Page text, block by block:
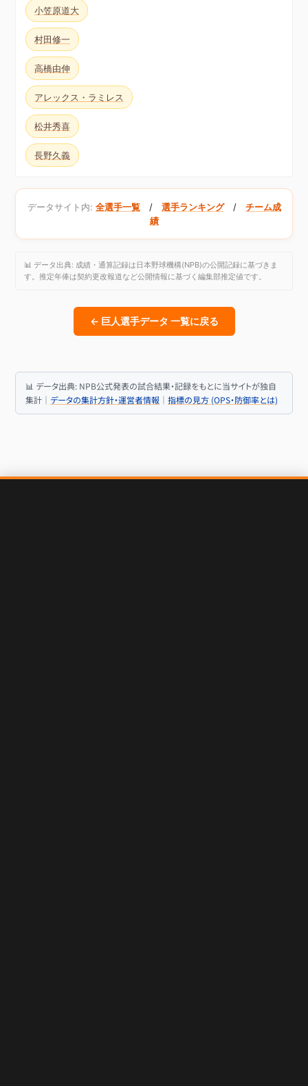
小笠原道大
村田修一
高橋由伸
アレックス・ラミレス
松井秀喜
長野久義
データサイト内: 全選手一覧/ 選手ランキング/ チーム成
績
📊 データ出典: 成績・通算記録は日本野球機構(NPB)の公開記録に基づきま
す。推定年俸は契約更改報道など公開情報に基づく編集部推定値です。
← 巨人選手データ 一覧に戻る
📊 データ出典: NPB公式発表の試合結果・記録をもとに当サイトが独自
集計｜ データの集計方針・運営者情報 ｜ 指標の見方 (OPS・防御率とは)